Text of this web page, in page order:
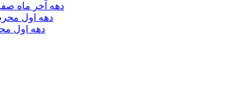
دهه آخر ماه صفر 92 - حسينيه آيت الله حق شناس
دهه اول محرم 92 - حسينيه آيت الله حق شناس
دهه اول محرم 92 - حسينيه حاج شيخ